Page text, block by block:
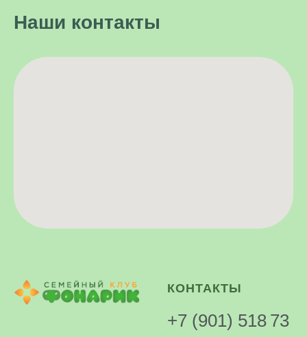
Наши контакты
КОНТАКТЫ
+7 (901) 518 73